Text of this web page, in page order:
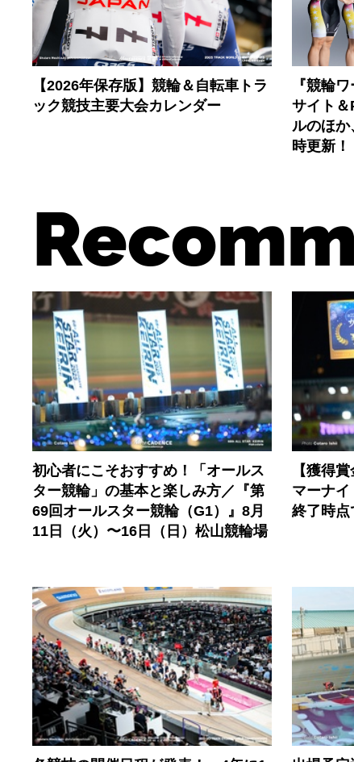
【2026年保存版】競輪＆自転車トラ
ック競技主要大会カレンダー
『競輪
サイト
ルのほ
時更新！
初心者にこそおすすめ！「オールス
ター競輪」の基本と楽しみ方／『第
69回オールスター競輪（G1）』8月
11日（火）〜16日（日）松山競輪場
【獲得
マーナイ
終了時点